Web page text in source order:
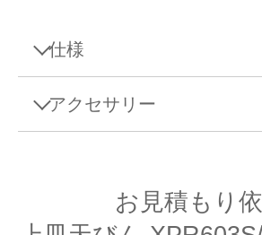
仕様
仕様 - 上皿天びん XPR603S/A 特定
アクセサリー
お見積もり